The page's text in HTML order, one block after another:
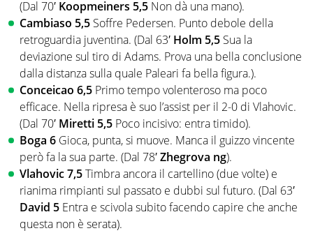
(Dal 70′ Koopmeiners 5,5 Non dà una mano).
Cambiaso 5,5 Soffre Pedersen. Punto debole della
retroguardia juventina. (Dal 63′ Holm 5,5 Sua la
deviazione sul tiro di Adams. Prova una bella conclusione
dalla distanza sulla quale Paleari fa bella figura.).
Conceicao 6,5 Primo tempo volenteroso ma poco
efficace. Nella ripresa è suo l’assist per il 2-0 di Vlahovic.
(Dal 70′ Miretti 5,5 Poco incisivo: entra timido).
Boga 6 Gioca, punta, si muove. Manca il guizzo vincente
però fa la sua parte. (Dal 78′Zhegrova ng).
Vlahovic 7,5Timbra ancora il cartellino (due volte) e
rianima rimpianti sul passato e dubbi sul futuro. (Dal 63′
David 5 Entra e scivola subito facendo capire che anche
questa non è serata).